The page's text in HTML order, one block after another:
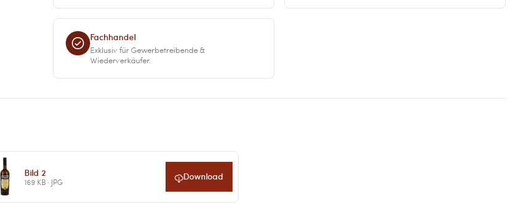
Fachhandel
Exklusiv für Gewerbetreibende &
Wiederverkäufer.
Bild 2
169 KB · JPG Download